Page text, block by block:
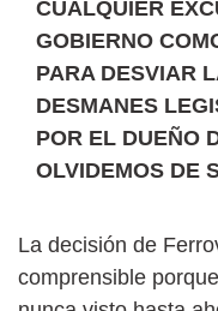
CUALQUIER
GOBIERNO
PARA DESVIAR
DESMANES
POR EL DUEÑO
OLVIDEMOS DE
La decisión de
comprensible